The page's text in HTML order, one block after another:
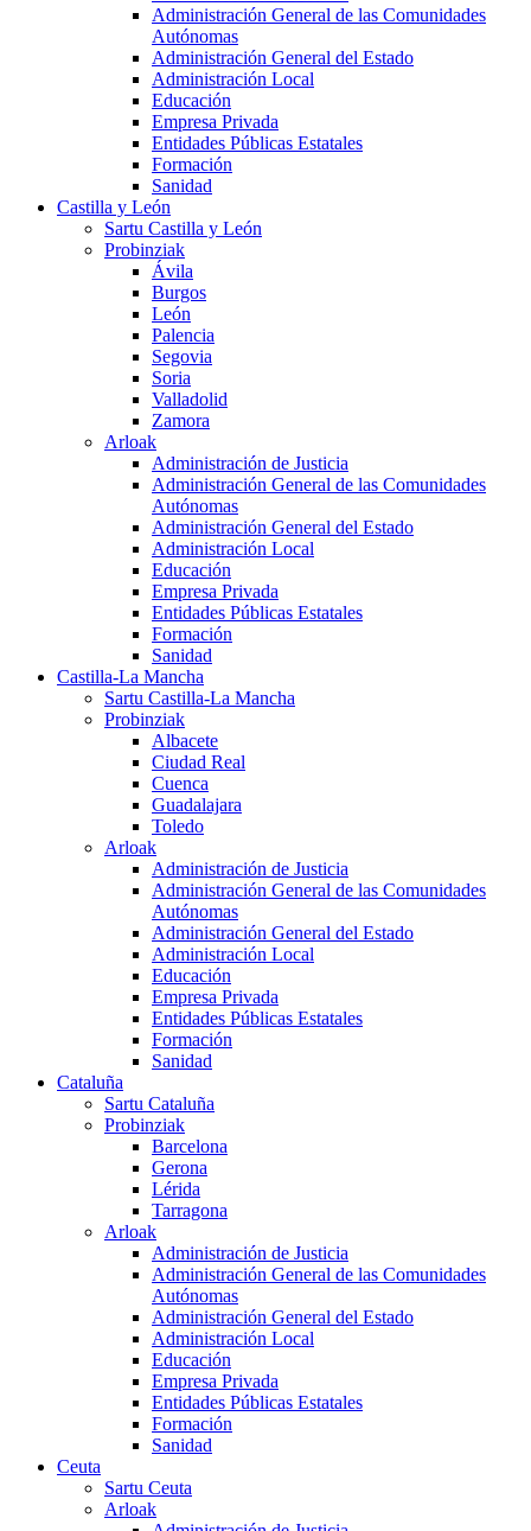
Administración General de las Comunidades
Autónomas
Administración General del Estado
Administración Local
Educación
Empresa Privada
Entidades Públicas Estatales
Formación
Sanidad
Castilla y León
Sartu Castilla y León
Probinziak
Ávila
Burgos
León
Palencia
Segovia
Soria
Valladolid
Zamora
Arloak
Administración de Justicia
Administración General de las Comunidades
Autónomas
Administración General del Estado
Administración Local
Educación
Empresa Privada
Entidades Públicas Estatales
Formación
Sanidad
Castilla-La Mancha
Sartu Castilla-La Mancha
Probinziak
Albacete
Ciudad Real
Cuenca
Guadalajara
Toledo
Arloak
Administración de Justicia
Administración General de las Comunidades
Autónomas
Administración General del Estado
Administración Local
Educación
Empresa Privada
Entidades Públicas Estatales
Formación
Sanidad
Cataluña
Sartu Cataluña
Probinziak
Barcelona
Gerona
Lérida
Tarragona
Arloak
Administración de Justicia
Administración General de las Comunidades
Autónomas
Administración General del Estado
Administración Local
Educación
Empresa Privada
Entidades Públicas Estatales
Formación
Sanidad
Ceuta
Sartu Ceuta
Arloak